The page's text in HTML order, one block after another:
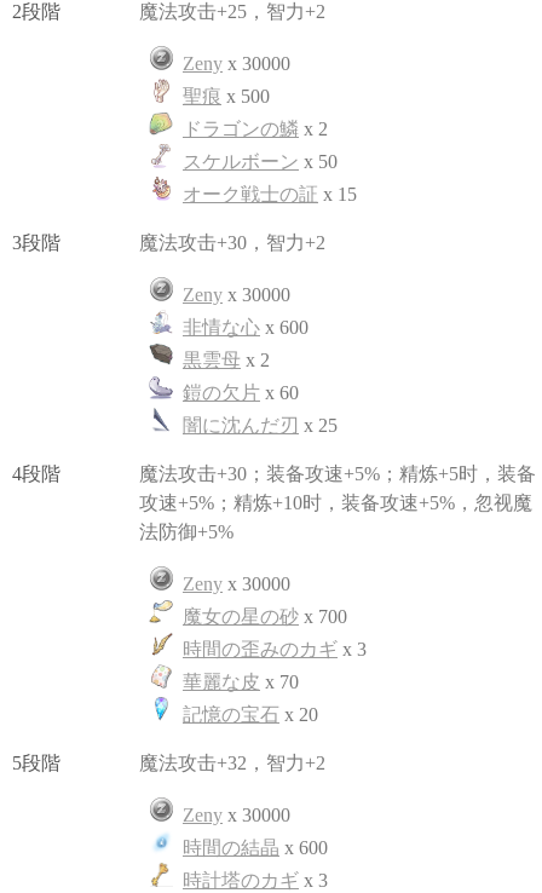
2段階 魔法攻击+25，智力+2
Zeny x 30000
聖痕 x 500
ドラゴンの鱗 x 2
スケルボーン x 50
オーク戦士の証 x 15
3段階 魔法攻击+30，智力+2
Zeny x 30000
非情な心 x 600
黒雲母 x 2
鎧の欠片 x 60
闇に沈んだ刃 x 25
4段階
魔法攻击+30；装备攻速+5%；精炼+5时，装备
攻速+5%；精炼+10时，装备攻速+5%，忽视魔
法防御+5%
Zeny x 30000
魔女の星の砂 x 700
時間の歪みのカギ x 3
華麗な皮 x 70
記憶の宝石 x 20
5段階 魔法攻击+32，智力+2
Zeny x 30000
時間の結晶 x 600
時計塔のカギ x 3